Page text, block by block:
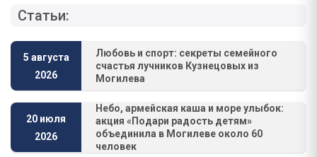
Статьи:
5 августа
2026
Любовь и спорт: секреты семейного
счастья лучников Кузнецовых из
Могилева
20 июля
2026
Небо, армейская каша и море улыбок:
акция «Подари радость детям»
объединила в Могилеве около 60
человек